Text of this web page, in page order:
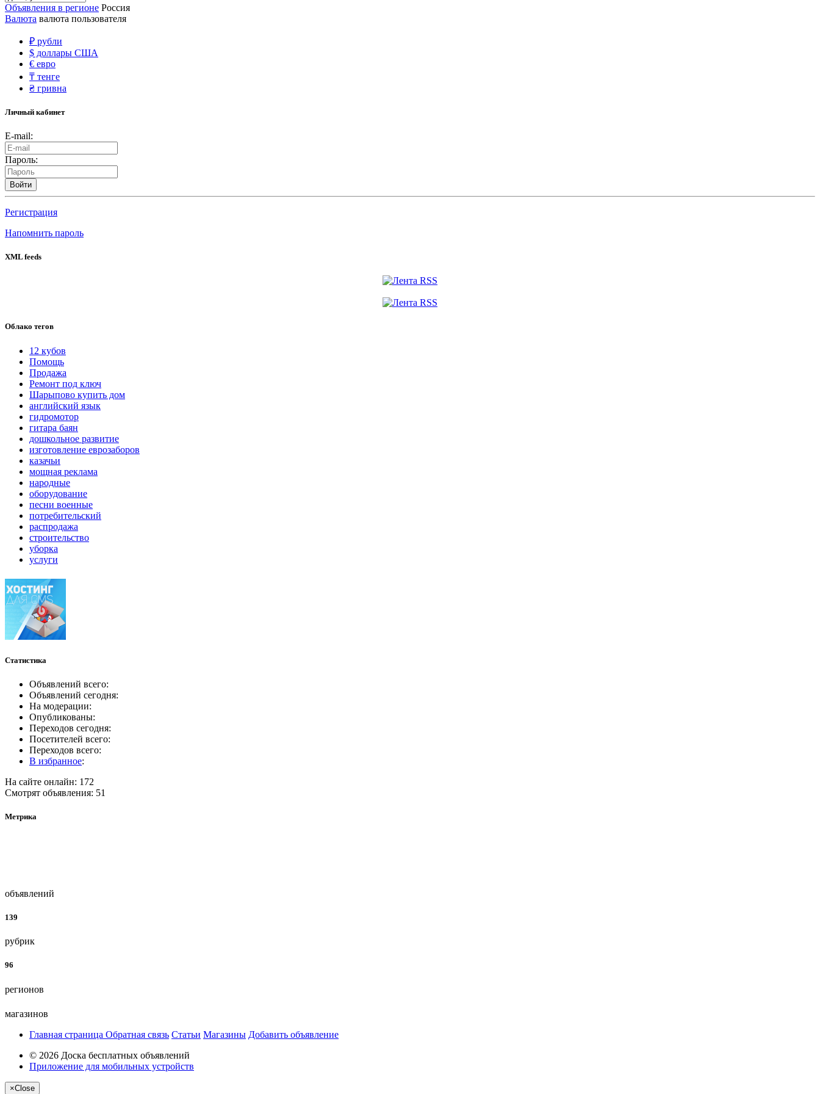
Объявления в регионе Россия
Валюта валюта пользователя
₽ рубли
$ доллары США
€ евро
₸ тенге
₴ гривна
Личный кабинет
E-mail:
Пароль:
Войти
Регистрация
Напомнить пароль
XML feeds
Облако тегов
12 кубов
Помощь
Продажа
Ремонт под ключ
Шарыпово купить дом
английский язык
гидромотор
гитара баян
дошкольное развитие
изготовление еврозаборов
казачьи
мощная реклама
народные
оборудование
песни военные
потребительский
распродажа
строительство
уборка
услуги
Статистика
Объявлений всего:
Объявлений сегодня:
На модерации:
Опубликованы:
Переходов сегодня:
Посетителей всего:
Переходов всего:
В избранное:
На сайте онлайн: 172
Смотрят объявления: 51
Метрика
объявлений
139
рубрик
96
регионов
магазинов
Главная страница Обратная связь Статьи Магазины Добавить объявление
© 2026 Доска бесплатных объявлений
Приложение для мобильных устройств
×Close